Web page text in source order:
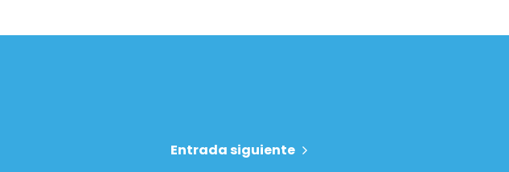
Entrada siguiente